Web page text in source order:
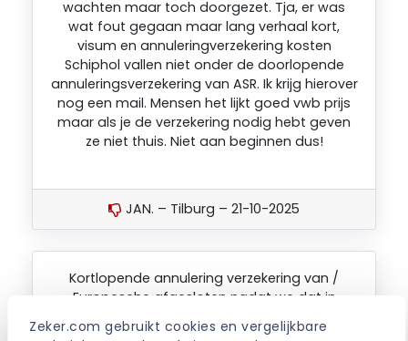
Zeker.com gebruikt cookies en vergelijkbare
wachten maar toch doorgezet. Tja, er was
wat fout gegaan maar lang verhaal kort,
visum en annuleringverzekering kosten
Schiphol vallen niet onder de doorlopende
annuleringsverzekering van ASR. Ik krijg hierover
nog een mail. Mensen het lijkt goed vwb prijs
maar als je de verzekering nodig hebt geven
ze niet thuis. Niet aan beginnen dus!
JAN. – Tilburg – 21-10-2025
Kortlopende annulering verzekering van /
Europesche afgesloten nadat we dat in
eerste instantie vergeten waren, na een
telefoontje werd ons vertelt dat we alsnog